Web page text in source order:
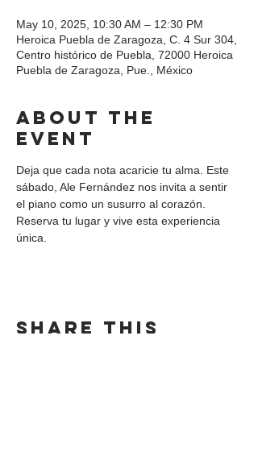
May 10, 2025, 10:30 AM – 12:30 PM
Heroica Puebla de Zaragoza, C. 4 Sur 304,
Centro histórico de Puebla, 72000 Heroica
Puebla de Zaragoza, Pue., México
About the
event
Deja que cada nota acaricie tu alma. Este
sábado, Ale Fernández nos invita a sentir
el piano como un susurro al corazón.
Reserva tu lugar y vive esta experiencia
única.
Share this